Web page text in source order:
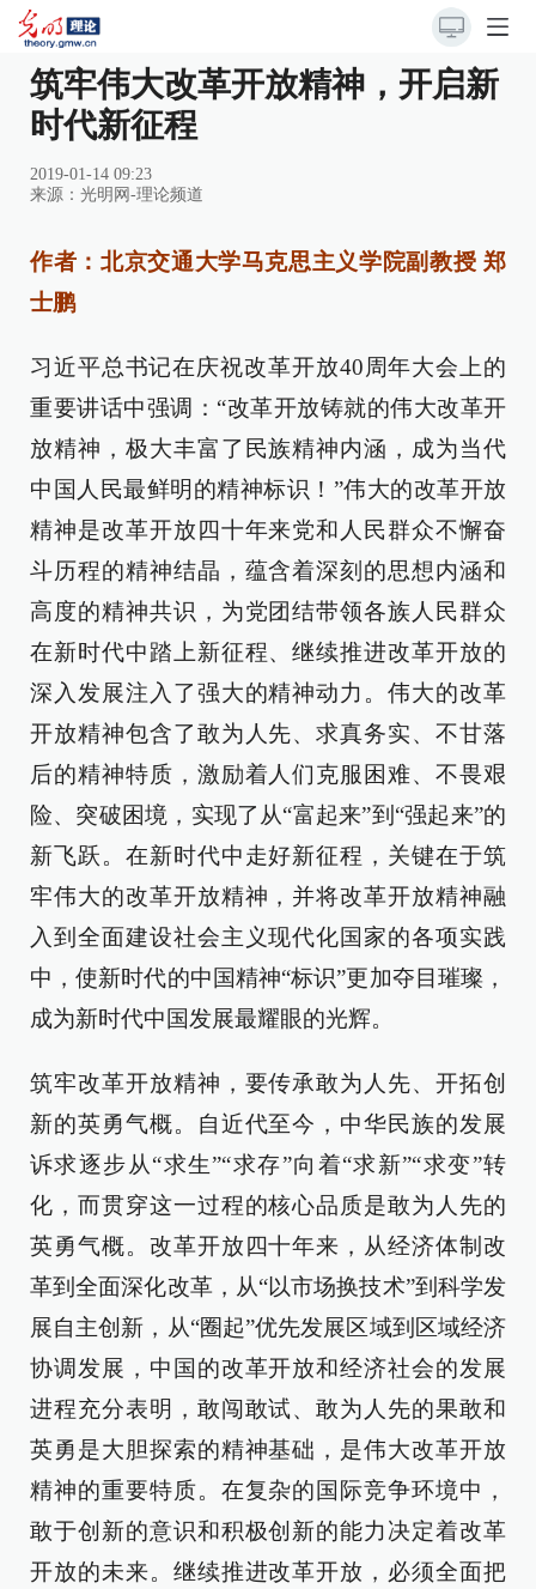
筑牢伟大改革开放精神，开启新
时代新征程
2019-01-14 09:23
来源： 光明网-理论频道
作者：北京交通大学马克思主义学院副教授 郑
士鹏
习近平总书记在庆祝改革开放40周年大会上的
重要讲话中强调：“改革开放铸就的伟大改革开
放精神，极大丰富了民族精神内涵，成为当代
中国人民最鲜明的精神标识！”伟大的改革开放
精神是改革开放四十年来党和人民群众不懈奋
斗历程的精神结晶，蕴含着深刻的思想内涵和
高度的精神共识，为党团结带领各族人民群众
在新时代中踏上新征程、继续推进改革开放的
深入发展注入了强大的精神动力。伟大的改革
开放精神包含了敢为人先、求真务实、不甘落
后的精神特质，激励着人们克服困难、不畏艰
险、突破困境，实现了从“富起来”到“强起来”的
新飞跃。在新时代中走好新征程，关键在于筑
牢伟大的改革开放精神，并将改革开放精神融
入到全面建设社会主义现代化国家的各项实践
中，使新时代的中国精神“标识”更加夺目璀璨，
成为新时代中国发展最耀眼的光辉。
筑牢改革开放精神，要传承敢为人先、开拓创
新的英勇气概。自近代至今，中华民族的发展
诉求逐步从“求生”“求存”向着“求新”“求变”转
化，而贯穿这一过程的核心品质是敢为人先的
英勇气概。改革开放四十年来，从经济体制改
革到全面深化改革，从“以市场换技术”到科学发
展自主创新，从“圈起”优先发展区域到区域经济
协调发展，中国的改革开放和经济社会的发展
进程充分表明，敢闯敢试、敢为人先的果敢和
英勇是大胆探索的精神基础，是伟大改革开放
精神的重要特质。在复杂的国际竞争环境中，
敢于创新的意识和积极创新的能力决定着改革
开放的未来。继续推进改革开放，必须全面把